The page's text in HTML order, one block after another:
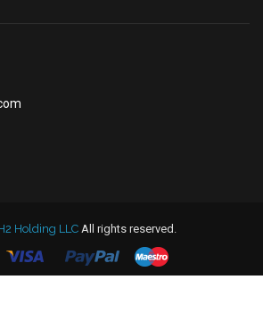
Holding LLC All rights reserved.